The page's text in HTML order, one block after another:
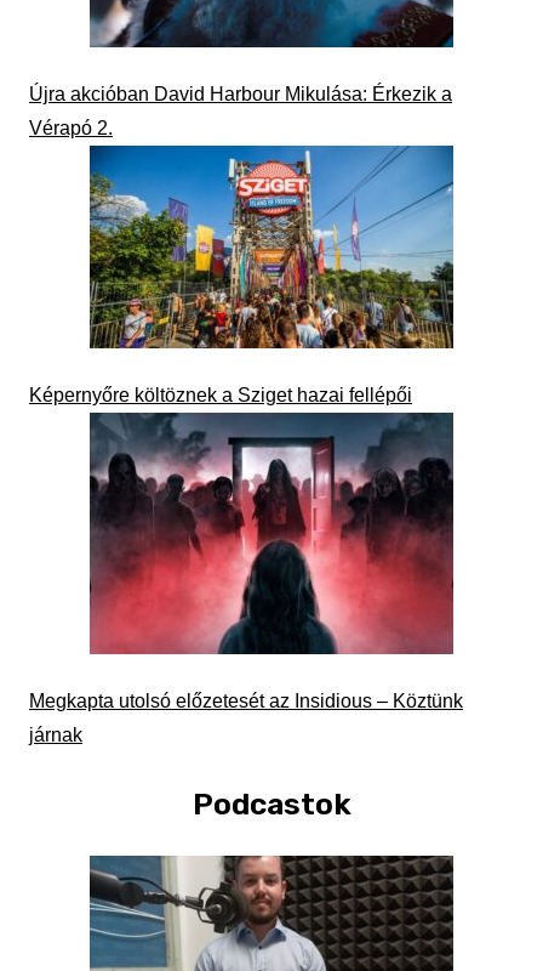
Újra akcióban David Harbour Mikulása: Érkezik a
Vérapó 2.
Képernyőre költöznek a Sziget hazai fellépői
Megkapta utolsó előzetesét az Insidious – Köztünk
járnak
Podcastok